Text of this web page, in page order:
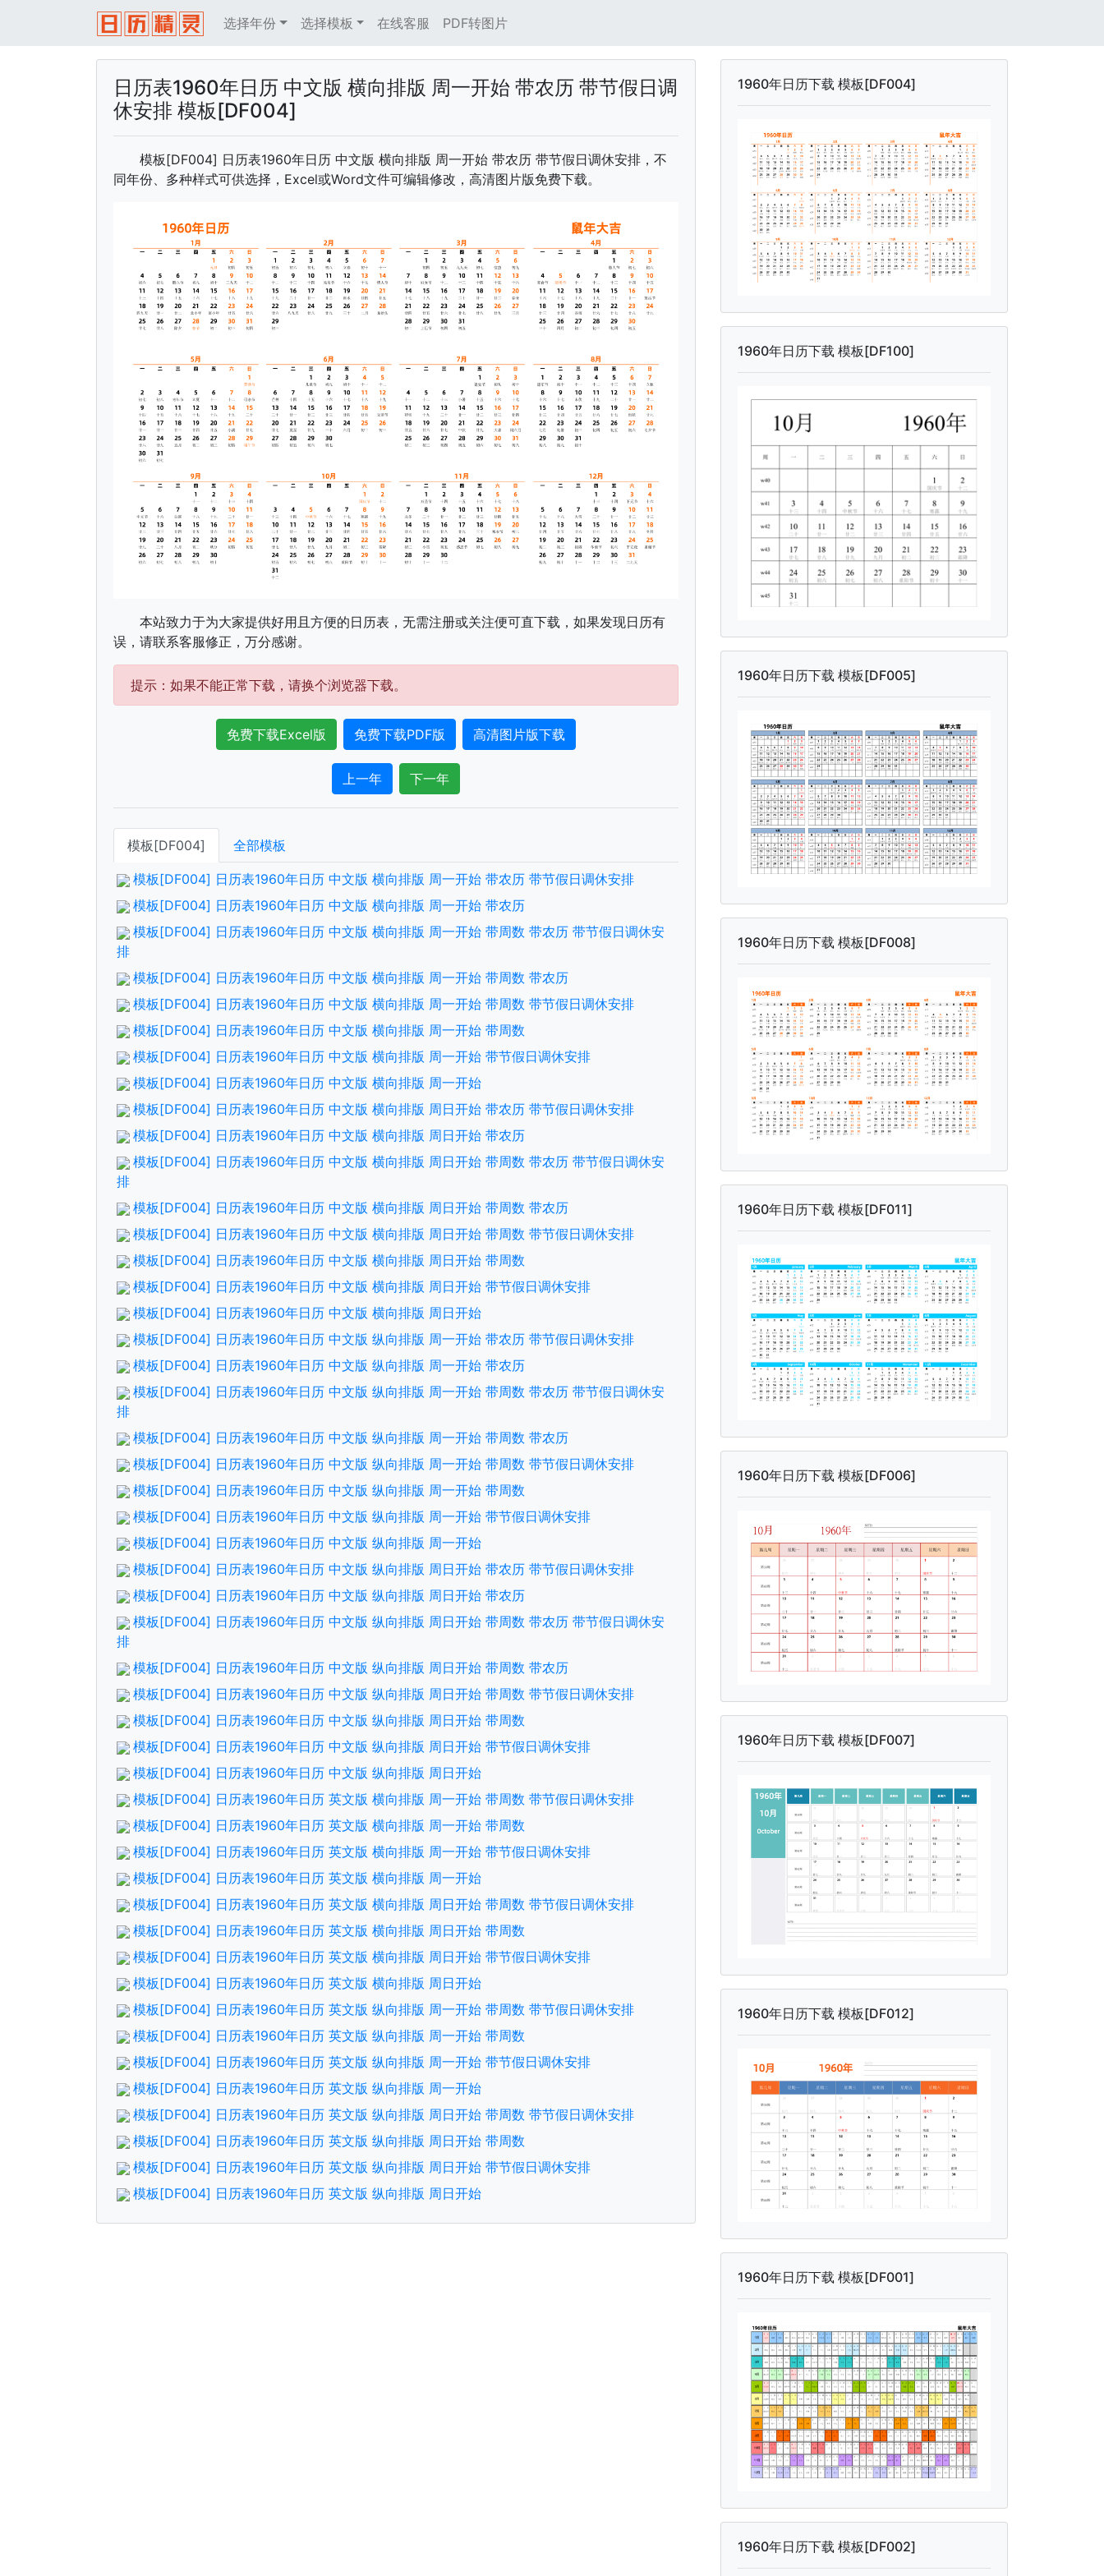
选择年份 选择模板 在线客服 PDF转图片
日历表1960年日历 中文版 横向排版 周一开始 带农历 带节假日调
休安排 模板[DF004]
模板[DF004] 日历表1960年日历 中文版 横向排版 周一开始 带农历 带节假日调休安排，不
同年份、多种样式可供选择，Excel或Word文件可编辑修改，高清图片版免费下载。
本站致力于为大家提供好用且方便的日历表，无需注册或关注便可直下载，如果发现日历有
误，请联系客服修正，万分感谢。
提示：如果不能正常下载，请换个浏览器下载。
免费下载Excel版 免费下载PDF版 高清图片版下载
上一年 下一年
模板[DF004] 全部模板
模板[DF004] 日历表1960年日历 中文版 横向排版 周一开始 带农历 带节假日调休安排
模板[DF004] 日历表1960年日历 中文版 横向排版 周一开始 带农历
模板[DF004] 日历表1960年日历 中文版 横向排版 周一开始 带周数 带农历 带节假日调休安
排
模板[DF004] 日历表1960年日历 中文版 横向排版 周一开始 带周数 带农历
模板[DF004] 日历表1960年日历 中文版 横向排版 周一开始 带周数 带节假日调休安排
模板[DF004] 日历表1960年日历 中文版 横向排版 周一开始 带周数
模板[DF004] 日历表1960年日历 中文版 横向排版 周一开始 带节假日调休安排
模板[DF004] 日历表1960年日历 中文版 横向排版 周一开始
模板[DF004] 日历表1960年日历 中文版 横向排版 周日开始 带农历 带节假日调休安排
模板[DF004] 日历表1960年日历 中文版 横向排版 周日开始 带农历
模板[DF004] 日历表1960年日历 中文版 横向排版 周日开始 带周数 带农历 带节假日调休安
排
模板[DF004] 日历表1960年日历 中文版 横向排版 周日开始 带周数 带农历
模板[DF004] 日历表1960年日历 中文版 横向排版 周日开始 带周数 带节假日调休安排
模板[DF004] 日历表1960年日历 中文版 横向排版 周日开始 带周数
模板[DF004] 日历表1960年日历 中文版 横向排版 周日开始 带节假日调休安排
模板[DF004] 日历表1960年日历 中文版 横向排版 周日开始
模板[DF004] 日历表1960年日历 中文版 纵向排版 周一开始 带农历 带节假日调休安排
模板[DF004] 日历表1960年日历 中文版 纵向排版 周一开始 带农历
模板[DF004] 日历表1960年日历 中文版 纵向排版 周一开始 带周数 带农历 带节假日调休安
排
模板[DF004] 日历表1960年日历 中文版 纵向排版 周一开始 带周数 带农历
模板[DF004] 日历表1960年日历 中文版 纵向排版 周一开始 带周数 带节假日调休安排
模板[DF004] 日历表1960年日历 中文版 纵向排版 周一开始 带周数
模板[DF004] 日历表1960年日历 中文版 纵向排版 周一开始 带节假日调休安排
模板[DF004] 日历表1960年日历 中文版 纵向排版 周一开始
模板[DF004] 日历表1960年日历 中文版 纵向排版 周日开始 带农历 带节假日调休安排
模板[DF004] 日历表1960年日历 中文版 纵向排版 周日开始 带农历
模板[DF004] 日历表1960年日历 中文版 纵向排版 周日开始 带周数 带农历 带节假日调休安
排
模板[DF004] 日历表1960年日历 中文版 纵向排版 周日开始 带周数 带农历
模板[DF004] 日历表1960年日历 中文版 纵向排版 周日开始 带周数 带节假日调休安排
模板[DF004] 日历表1960年日历 中文版 纵向排版 周日开始 带周数
模板[DF004] 日历表1960年日历 中文版 纵向排版 周日开始 带节假日调休安排
模板[DF004] 日历表1960年日历 中文版 纵向排版 周日开始
模板[DF004] 日历表1960年日历 英文版 横向排版 周一开始 带周数 带节假日调休安排
模板[DF004] 日历表1960年日历 英文版 横向排版 周一开始 带周数
模板[DF004] 日历表1960年日历 英文版 横向排版 周一开始 带节假日调休安排
模板[DF004] 日历表1960年日历 英文版 横向排版 周一开始
模板[DF004] 日历表1960年日历 英文版 横向排版 周日开始 带周数 带节假日调休安排
模板[DF004] 日历表1960年日历 英文版 横向排版 周日开始 带周数
模板[DF004] 日历表1960年日历 英文版 横向排版 周日开始 带节假日调休安排
模板[DF004] 日历表1960年日历 英文版 横向排版 周日开始
模板[DF004] 日历表1960年日历 英文版 纵向排版 周一开始 带周数 带节假日调休安排
模板[DF004] 日历表1960年日历 英文版 纵向排版 周一开始 带周数
模板[DF004] 日历表1960年日历 英文版 纵向排版 周一开始 带节假日调休安排
模板[DF004] 日历表1960年日历 英文版 纵向排版 周一开始
模板[DF004] 日历表1960年日历 英文版 纵向排版 周日开始 带周数 带节假日调休安排
模板[DF004] 日历表1960年日历 英文版 纵向排版 周日开始 带周数
模板[DF004] 日历表1960年日历 英文版 纵向排版 周日开始 带节假日调休安排
模板[DF004] 日历表1960年日历 英文版 纵向排版 周日开始
1960年日历下载 模板[DF004]
1960年日历下载 模板[DF100]
1960年日历下载 模板[DF005]
1960年日历下载 模板[DF008]
1960年日历下载 模板[DF011]
1960年日历下载 模板[DF006]
1960年日历下载 模板[DF007]
1960年日历下载 模板[DF012]
1960年日历下载 模板[DF001]
1960年日历下载 模板[DF002]